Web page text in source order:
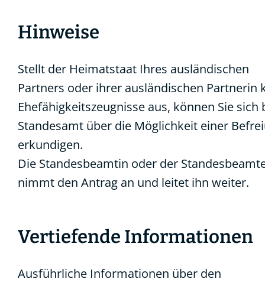
Hinweise
Stellt der Heimatstaat Ihres ausländischen
Partners oder ihrer ausländischen Partnerin
Ehefähigkeitszeugnisse aus, können Sie sich
Standesamt über die Möglichkeit einer
erkundigen.
Die Standesbeamtin oder der
nimmt den Antrag an und leitet ihn weiter.
Vertiefende Informationen
Ausführliche Informationen über den